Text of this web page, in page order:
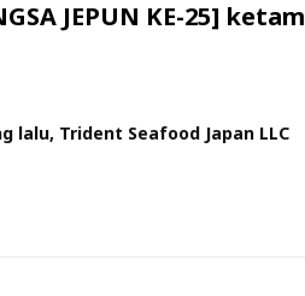
JEPUN KE-25] ketam
lalu, Trident Seafood Japan LLC